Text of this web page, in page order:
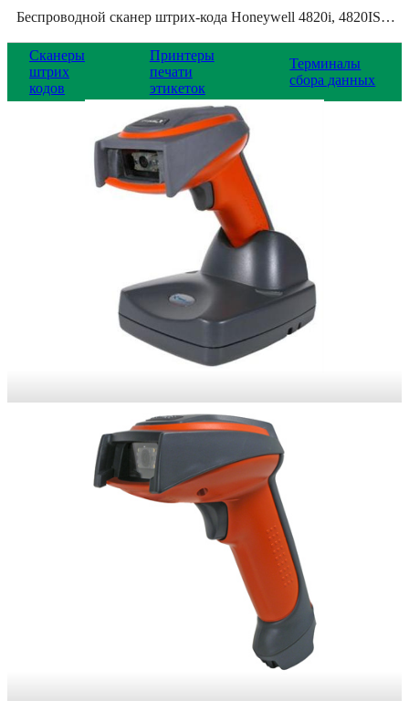
Беспроводной сканер штрих-кода Honeywell 4820i, 4820ISR-USBKITBE
Сканеры
штрих
кодов
Принтеры
печати
этикеток
Терминалы
сбора данных